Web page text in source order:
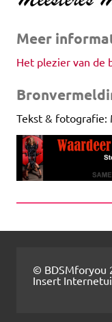
Meer
Het plezier van de
Tekst & fotografie:
© BDSMforyou
Insert